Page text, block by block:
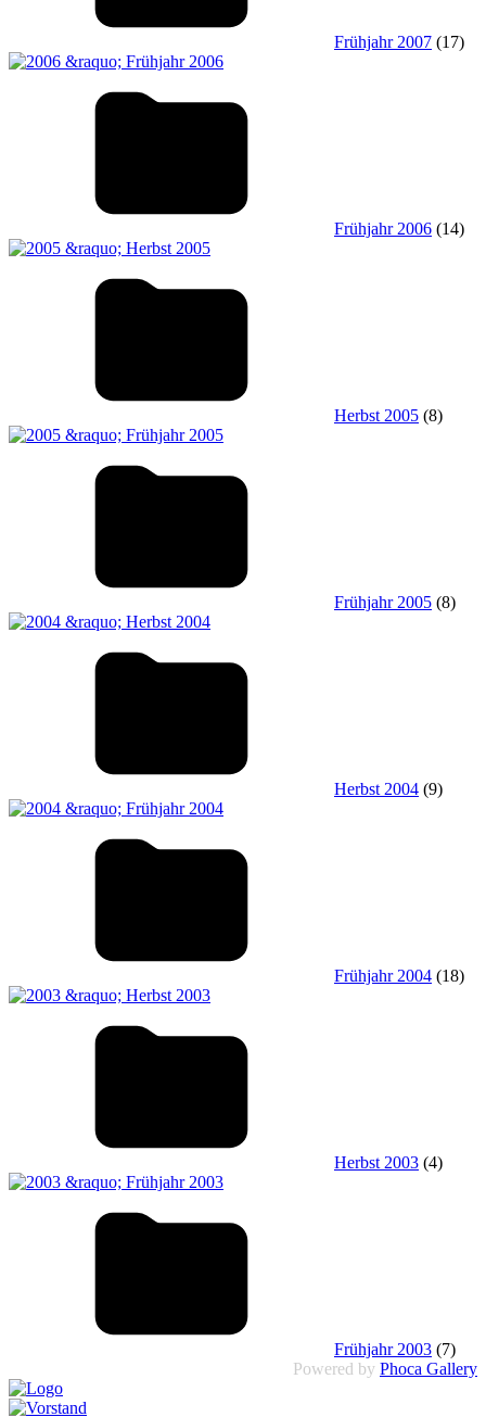
Frühjahr 2007 (17)
Frühjahr 2006 (14)
Herbst 2005 (8)
Frühjahr 2005 (8)
Herbst 2004 (9)
Frühjahr 2004 (18)
Herbst 2003 (4)
Frühjahr 2003 (7)
Powered by Phoca Gallery